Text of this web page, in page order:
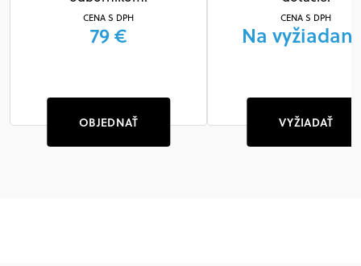
CENA S DPH
79 €
OBJEDNAŤ
CENA S DPH
Na
VYŽIADAŤ